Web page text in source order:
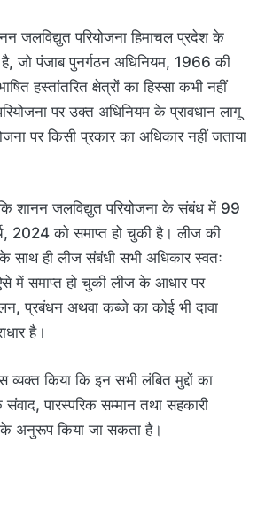
जलविद्युत परियोजना हिमाचल प्रदेश के
जो पंजाब पुनर्गठन अधिनियम, 1966 की
हस्तांतरित क्षेत्रों का हिस्सा कभी नहीं
पर उक्त अधिनियम के प्रावधान लागू
पर किसी प्रकार का अधिकार नहीं जताया
शानन जलविद्युत परियोजना के संबंध में 99
2024 को समाप्त हो चुकी है। लीज की
साथ ही लीज संबंधी सभी अधिकार स्वतः
में समाप्त हो चुकी लीज के आधार पर
प्रबंधन अथवा कब्जे का कोई भी दावा
है।
व्यक्त किया कि इन सभी लंबित मुद्दों का
पारस्परिक सम्मान तथा सहकारी
के अनुरूप किया जा सकता है।